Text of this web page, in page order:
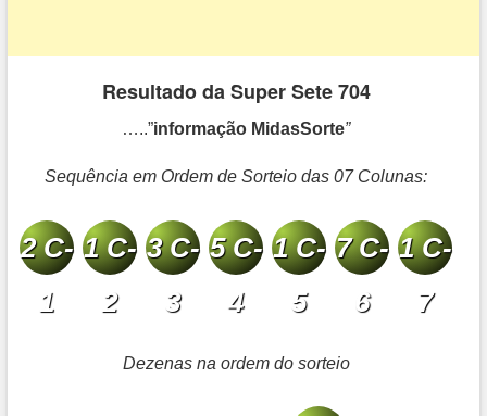
Resultado da Super Sete 704
…..”informação MidasSorte”
Sequência em Ordem de Sorteio das 07 Colunas:
2 C-
1
1 C-
2
3 C-
3
5 C-
4
1 C-
5
7 C-
6
1 C-
7
Dezenas na ordem do sorteio